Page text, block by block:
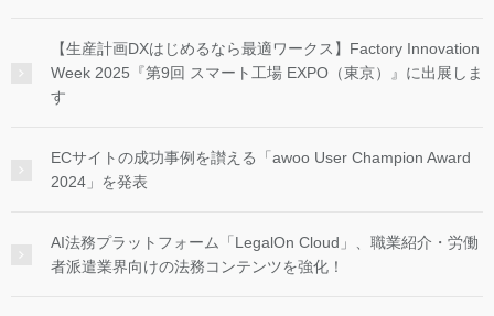
【生産計画DXはじめるなら最適ワークス】Factory Innovation
Week 2025『第9回 スマート工場 EXPO（東京）』に出展しま
す
ECサイトの成功事例を讃える「awoo User Champion Award
2024」を発表
AI法務プラットフォーム「LegalOn Cloud」、職業紹介・労働
者派遣業界向けの法務コンテンツを強化！